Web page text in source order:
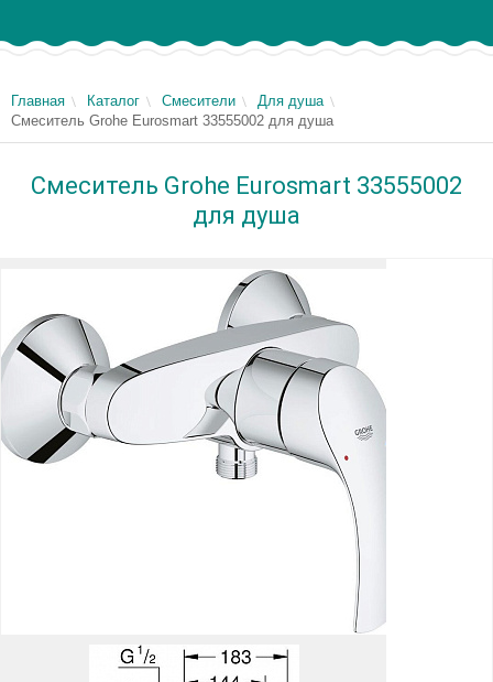
Главная Каталог Смесители
Для душа
Смеситель Grohe Eurosmart 33555002 для душа
Смеситель Grohe Eurosmart 33555002
для душа